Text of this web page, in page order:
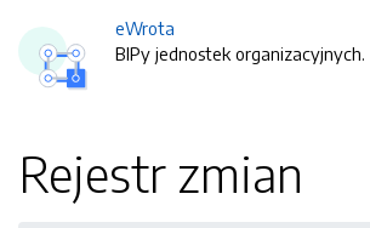
eWrota
BIPy jednostek organizacyjnych.
Rejestr zmian